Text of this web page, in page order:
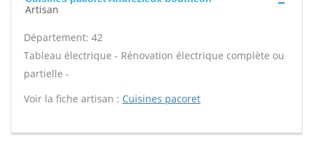
Artisan
Département: 42
Tableau électrique - Rénovation électrique complète ou
partielle -
Voir la fiche artisan : Cuisines pacoret